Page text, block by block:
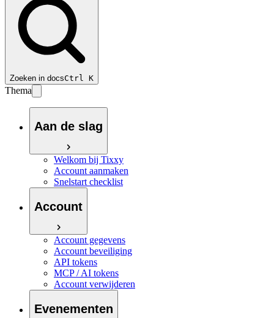
Zoeken in docsCtrl K
Thema
Aan de slag
Welkom bij Tixxy
Account aanmaken
Snelstart checklist
Account
Account gegevens
Account beveiliging
API tokens
MCP / AI tokens
Account verwijderen
Evenementen